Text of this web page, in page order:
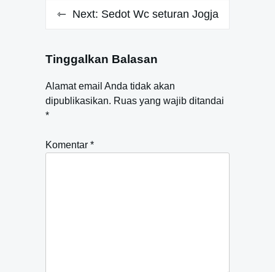
Next: Sedot Wc seturan Jogja
Tinggalkan Balasan
Alamat email Anda tidak akan
dipublikasikan. Ruas yang wajib ditandai
*
Komentar *